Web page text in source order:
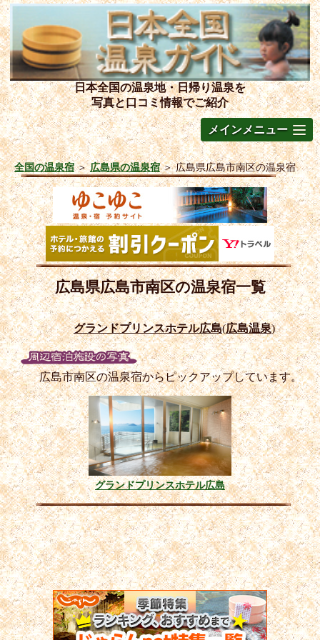
日本全国の温泉地・日帰り温泉を
写真と口コミ情報でご紹介
メインメニュー
全国の温泉宿＞広島県の温泉宿＞広島県広島市南区の温泉宿
広島県広島市南区の温泉宿一覧
グランドプリンスホテル広島(広島温泉)
広島市南区の温泉宿からピックアップしています。
グランドプリンスホテル広島